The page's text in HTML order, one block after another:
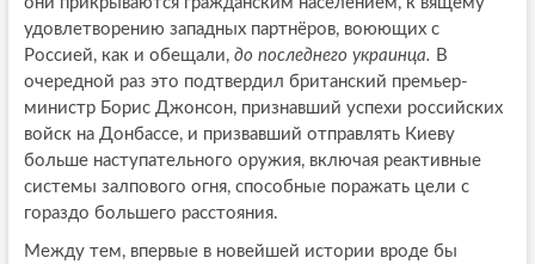
удовлетворению западных партнёров, воюющих с
Россией, как и обещали, до последнего украинца. В
очередной раз это подтвердил британский премьер-
министр Борис Джонсон, признавший успехи российских
войск на Донбассе, и призвавший отправлять Киеву
больше наступательного оружия, включая реактивные
системы залпового огня, способные поражать цели с
гораздо большего расстояния.
Между тем, впервые в новейшей истории вроде бы